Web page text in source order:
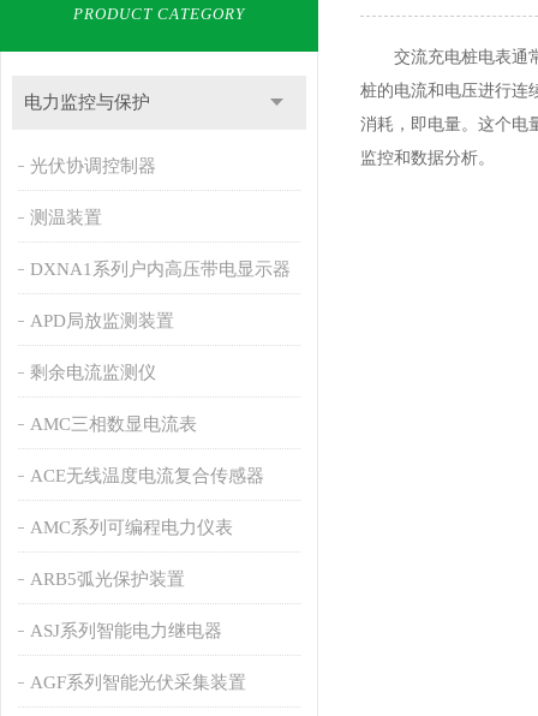
PRODUCT CATEGORY
电力监控与保护
光伏协调控制器
测温装置
DXNA1系列户内高压带电显示器
APD局放监测装置
剩余电流监测仪
AMC三相数显电流表
ACE无线温度电流复合传感器
AMC系列可编程电力仪表
ARB5弧光保护装置
ASJ系列智能电力继电器
AGF系列智能光伏采集装置
交流充电桩电表通常
桩的电流和电压进行连
消耗，即电量。这个电
监控和数据分析。